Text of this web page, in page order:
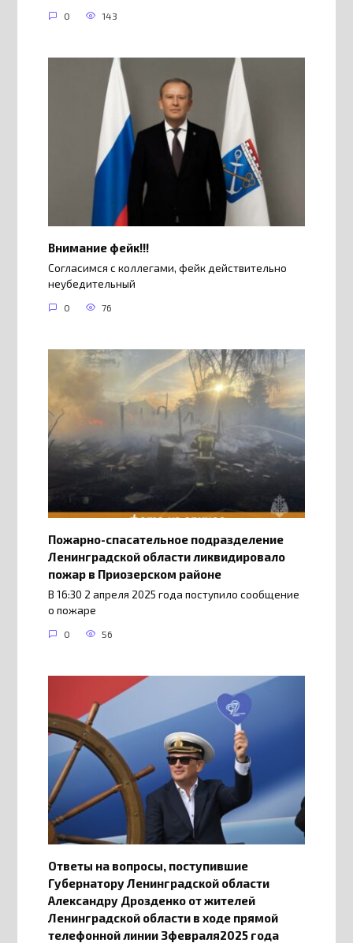
0 143
Внимание фейк!!!
Согласимся с коллегами, фейк действительно
неубедительный
0 76
Пожарно-спасательное подразделение
Ленинградской области ликвидировало
пожар в Приозерском районе
В 16:30 2 апреля 2025 года поступило сообщение
о пожаре
0 56
Ответы на вопросы, поступившие
Губернатору Ленинградской области
Александру Дрозденко от жителей
Ленинградской области в ходе прямой
телефонной линии 3февраля2025 года